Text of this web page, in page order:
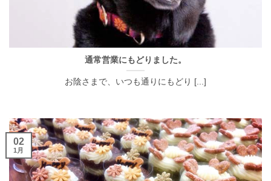
通常営業にもどりました。
お陰さまで、いつも通りにもどり [...]
02
1月